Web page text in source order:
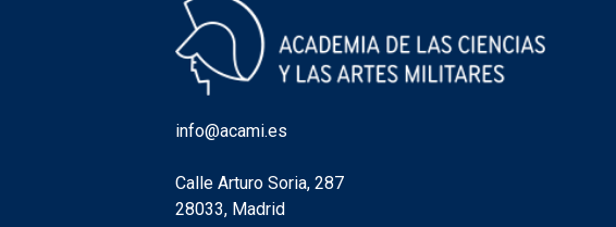
info@acami.es
Calle Arturo Soria, 287
28033, Madrid